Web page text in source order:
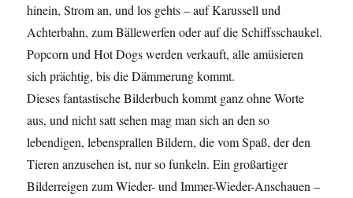
hinein, Strom an, und los gehts – auf Karussell und
Achterbahn, zum Bällewerfen oder auf die Schiffsschaukel.
Popcorn und Hot Dogs werden verkauft, alle amüsieren
sich prächtig, bis die Dämmerung kommt.
Dieses fantastische Bilderbuch kommt ganz ohne Worte
aus, und nicht satt sehen mag man sich an den so
lebendigen, lebensprallen Bildern, die vom Spaß, der den
Tieren anzusehen ist, nur so funkeln. Ein großartiger
Bilderreigen zum Wieder- und Immer-Wieder-Anschauen –